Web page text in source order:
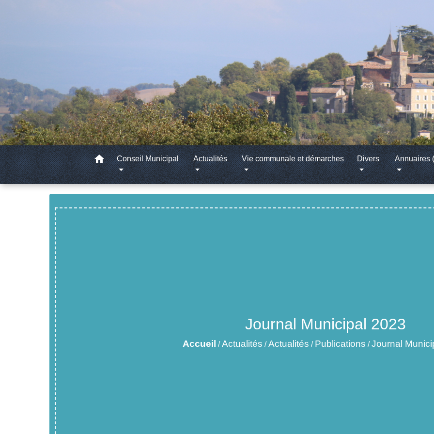
home Conseil Municipal Actualités Vie communale et démarches Divers Annuaires
Journal Municipal 2023
Accueil /Actualités /Actualités / Publications /Journal